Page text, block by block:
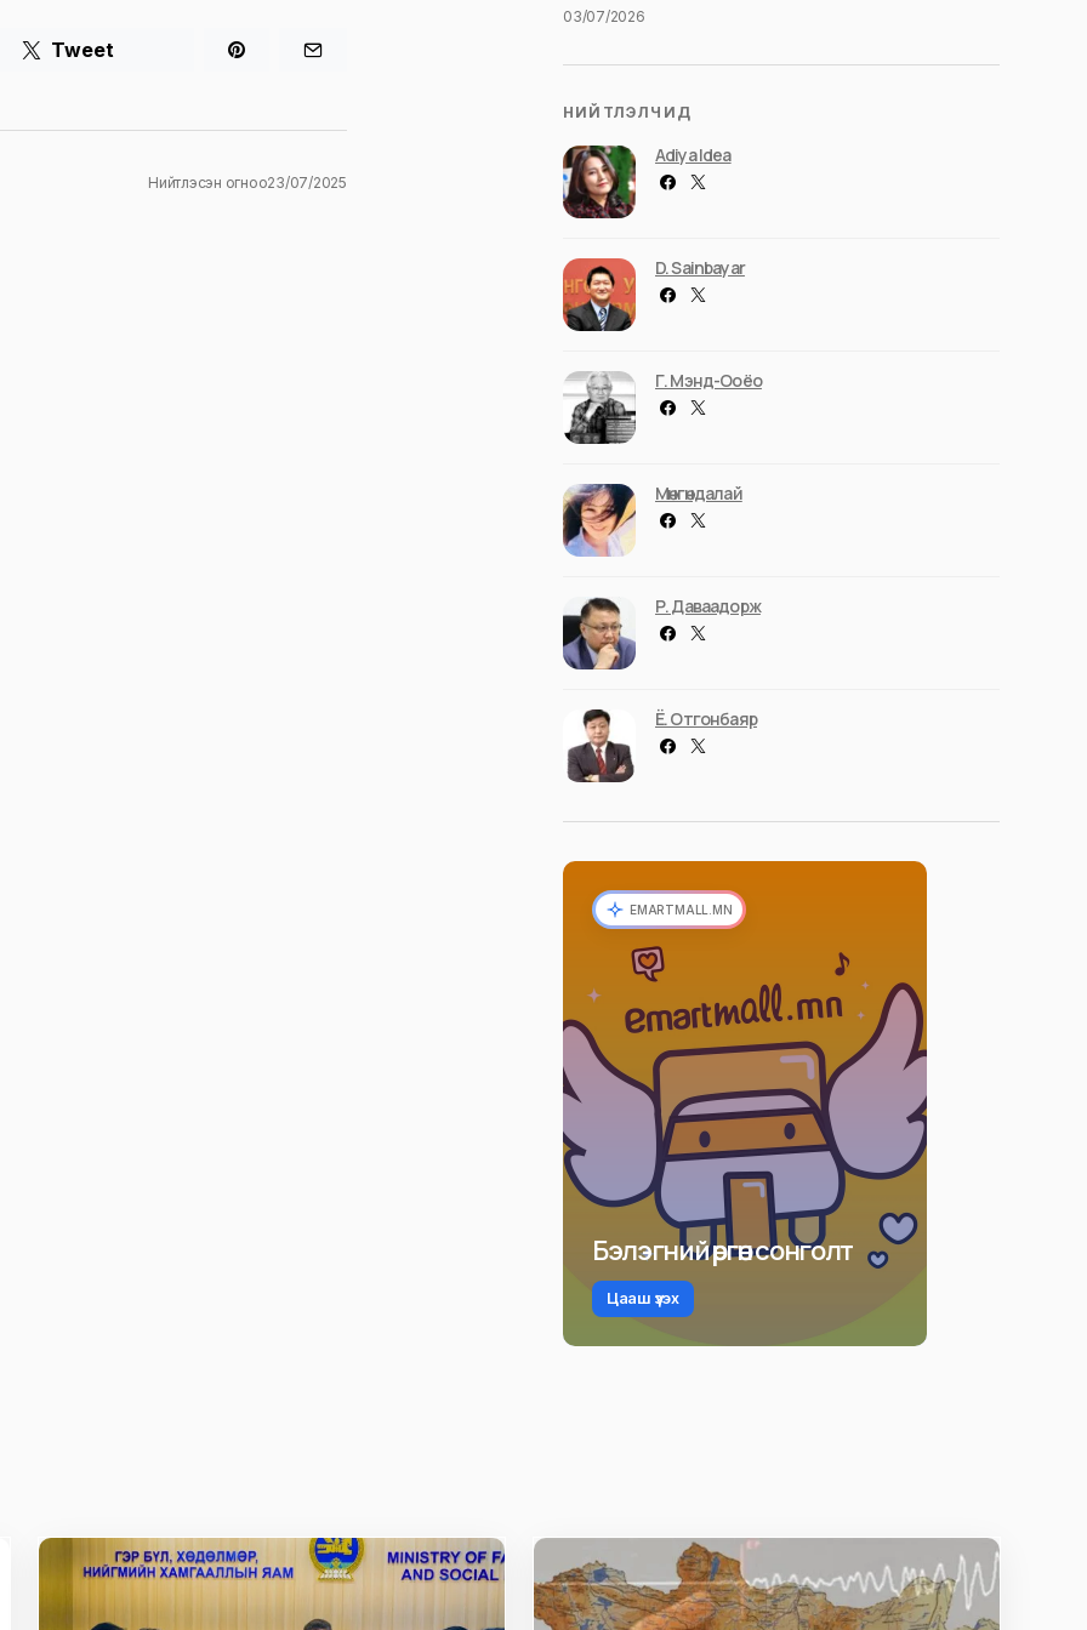
Tweet
Нийтлэсэн огноо23/07/2025
03/07/2026
НИЙТЛЭЛЧИД
Adiya Idea
D. Sainbayar
Г. Мэнд-Ооёо
Мөнгөндалай
Р. Даваадорж
Ё. Отгонбаяр
EMARTMALL.MN
Бэлэгний өргөн сонголт
Цааш үзэх